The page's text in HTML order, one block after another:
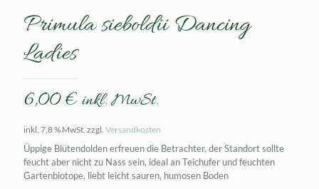
Primula sieboldii Dancing
Ladies
6,00€ inkl. MwSt.
inkl. 7,8 % MwSt. zzgl. Versandkosten
Üppige Blütendolden erfreuen die Betrachter, der Standort sollte
feucht aber nicht zu Nass sein, ideal an Teichufer und feuchten
Gartenbiotope, liebt leicht sauren, humosen Boden